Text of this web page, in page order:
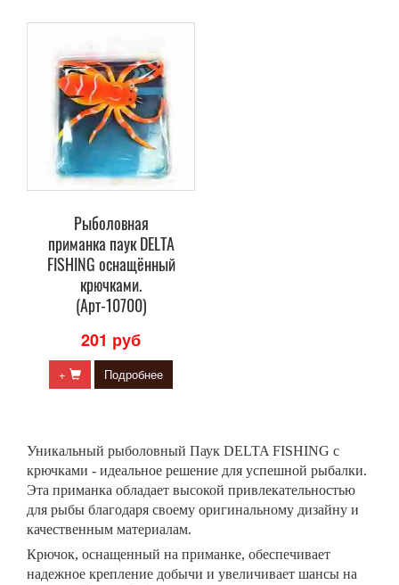
Рыболовная
приманка паук DELTA
FISHING оснащённый
крючками.
(Арт-10700)
201 руб
+ Подробнее
Уникальный рыболовный Паук DELTA FISHING с
крючками - идеальное решение для успешной рыбалки.
Эта приманка обладает высокой привлекательностью
для рыбы благодаря своему оригинальному дизайну и
качественным материалам.
Крючок, оснащенный на приманке, обеспечивает
надежное крепление добычи и увеличивает шансы на